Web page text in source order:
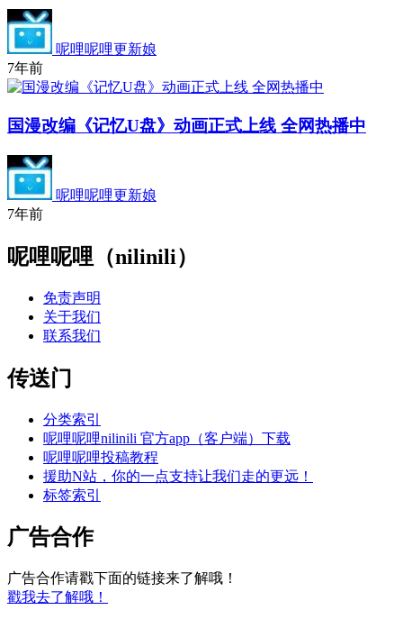
呢哩呢哩更新娘
7年前
国漫改编《记忆U盘》动画正式上线 全网热播中
呢哩呢哩更新娘
7年前
呢哩呢哩（nilinili）
免责声明
关于我们
联系我们
传送门
分类索引
呢哩呢哩nilinili 官方app（客户端）下载
呢哩呢哩投稿教程
援助N站，你的一点支持让我们走的更远！
标签索引
广告合作
广告合作请戳下面的链接来了解哦！
戳我去了解哦！